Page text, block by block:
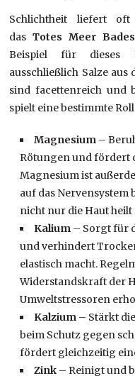
Schlichtheit liefert
dasTotes Meer
Beispiel für dieses
ausschließlich Salze
sind facettenreich und
spielt eine bestimmte
Magnesium –
Rötungen und fördert
Magnesium ist
auf das Nervensystem
nicht nur die Haut
Kalium – Sorgt für
und verhindert
elastisch macht.
Widerstandskraft der
Umweltstressoren
Kalzium – Stärkt
beim Schutz gegen
fördert gleichzeitig
Zink – Reinigt und